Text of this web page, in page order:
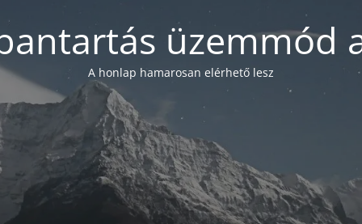
üzemmód
A honlap hamarosan elérhető lesz